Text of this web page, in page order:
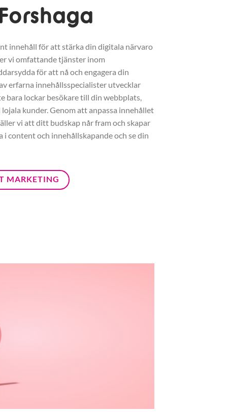
innehåll för att stärka din digitala närvaro
vi omfattande tjänster inom
för att nå och engagera din
erfarna innehållsspecialister utvecklar
bara lockar besökare till din webbplats,
kunder. Genom att anpassa innehållet
vi att ditt budskap når fram och skapar
i content och innehållskapande och se din
MARKETING